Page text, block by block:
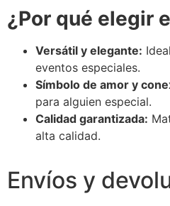
¿Por qué elegir
Versátil y elegante:
eventos especiales.
Símbolo de amor y
para alguien especial.
Calidad garantizada:
alta calidad.
Envíos y